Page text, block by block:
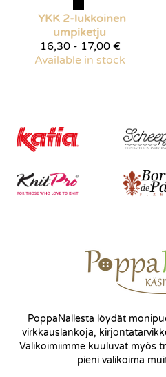
YKK 2-lukkoinen
umpiketju
16,30 - 17,00 €
Available in stock
PoppaNallesta löydät
virkkauslankoja,
Valikoimiimme kuuluvat myös
pieni valikoima